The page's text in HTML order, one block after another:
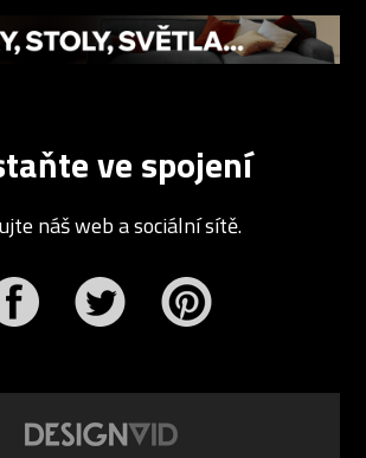
ve spojení
náš web a sociální sítě.